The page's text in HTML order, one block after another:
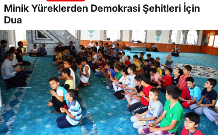
Minik Yüreklerden Demokrasi Şehitleri İçin
Dua